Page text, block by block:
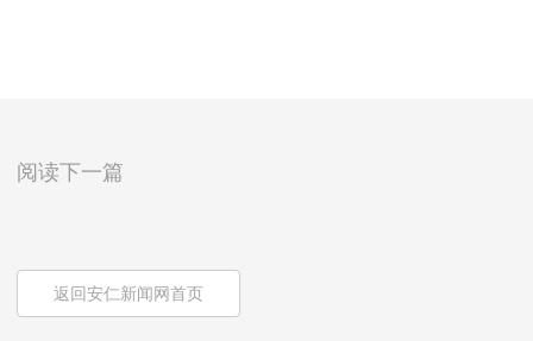
阅读下一篇
返回安仁新闻网首页